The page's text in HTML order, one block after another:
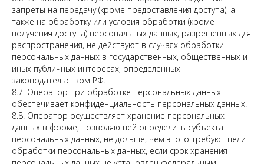
запреты на передачу (кроме предоставления доступа), а
также на обработку или условия обработки (кроме
получения доступа) персональных данных, разрешенных для
распространения, не действуют в случаях обработки
персональных данных в государственных, общественных и
иных публичных интересах, определенных
законодательством РФ.
8.7. Оператор при обработке персональных данных
обеспечивает конфиденциальность персональных данных.
8.8. Оператор осуществляет хранение персональных
данных в форме, позволяющей определить субъекта
персональных данных, не дольше, чем этого требуют цели
обработки персональных данных, если срок хранения